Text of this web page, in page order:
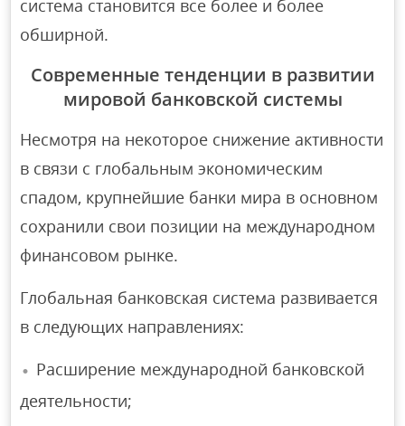
система становится все более и более
обширной.
Современные тенденции в развитии
мировой банковской системы
Несмотря на некоторое снижение активности
в связи с глобальным экономическим
спадом, крупнейшие банки мира в основном
сохранили свои позиции на международном
финансовом рынке.
Глобальная банковская система развивается
в следующих направлениях:
Расширение международной банковской
деятельности;